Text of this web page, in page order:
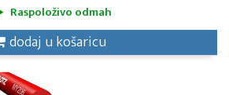
Raspoloživo odmah
dodaj u košaricu